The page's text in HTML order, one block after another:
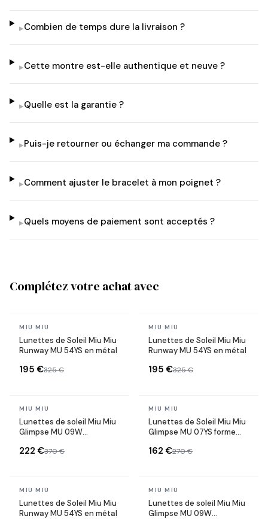
▸Combien de temps dure la livraison ?
▸Cette montre est-elle authentique et neuve ?
▸Quelle est la garantie ?
▸Puis-je retourner ou échanger ma commande ?
▸Comment ajuster le bracelet à mon poignet ?
▸Quels moyens de paiement sont acceptés ?
Complétez votre achat avec
En stock
MIU MIU
Lunettes de Soleil Miu Miu
Runway MU 54YS en métal
195 €325 €
En stock
MIU MIU
Lunettes de Soleil Miu Miu
Runway MU 54YS en métal
195 €325 €
En stock
MIU MIU
Lunettes de soleil Miu Miu
Glimpse MU 09W
222 €370 €
En stock
MIU MIU
Lunettes de Soleil Miu Miu
Glimpse MU 07YS forme
162 €270 €
En stock
MIU MIU
Lunettes de Soleil Miu Miu
Runway MU 54YS en métal
En stock
MIU MIU
Lunettes de soleil Miu Miu
Glimpse MU 09W